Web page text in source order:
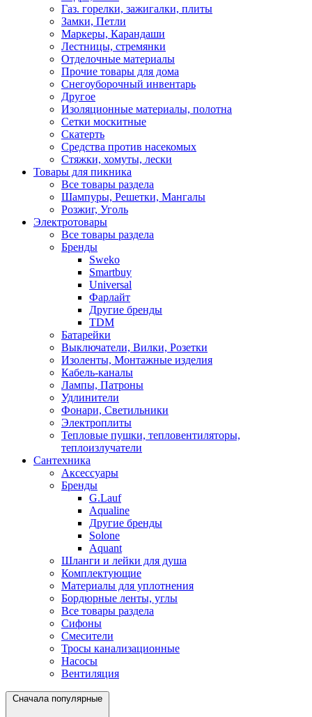
Газ. горелки, зажигалки, плиты
Замки, Петли
Маркеры, Карандаши
Лестницы, стремянки
Отделочные материалы
Прочие товары для дома
Снегоуборочный инвентарь
Другое
Изоляционные материалы, полотна
Сетки москитные
Скатерть
Средства против насекомых
Стяжки, хомуты, лески
Товары для пикника
Все товары раздела
Шампуры, Решетки, Мангалы
Розжиг, Уголь
Электротовары
Все товары раздела
Бренды
Sweko
Smartbuy
Universal
Фарлайт
Другие бренды
TDM
Батарейки
Выключатели, Вилки, Розетки
Изоленты, Монтажные изделия
Кабель-каналы
Лампы, Патроны
Удлинители
Фонари, Светильники
Электроплиты
Тепловые пушки, тепловентиляторы,
теплоизлучатели
Сантехника
Аксессуары
Бренды
G.Lauf
Aqualine
Другие бренды
Solone
Aquant
Шланги и лейки для душа
Комплектующие
Материалы для уплотнения
Бордюрные ленты, углы
Все товары раздела
Сифоны
Смесители
Тросы канализационные
Насосы
Вентиляция
Сначала популярные